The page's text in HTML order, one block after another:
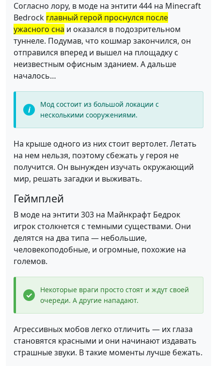
Согласно лору, в моде на энтити 444 на Minecraft
Bedrock главный герой проснулся после
ужасного сна и оказался в подозрительном
туннеле. Подумав, что кошмар закончился, он
отправился вперед и вышел на площадку с
неизвестным офисным зданием. А дальше
началось…
Мод состоит из большой локации с
несколькими сооружениями.
На крыше одного из них стоит вертолет. Летать
на нем нельзя, поэтому сбежать у героя не
получится. Он вынужден изучать окружающий
мир, решать загадки и выживать.
Геймплей
В моде на энтити 303 на Майнкрафт Бедрок
игрок столкнется с темными существами. Они
делятся на два типа — небольшие,
человекоподобные, и огромные, похожие на
големов.
Некоторые враги просто стоят и ждут своей
очереди. А другие нападают.
Агрессивных мобов легко отличить — их глаза
становятся красными и они начинают издавать
страшные звуки. В такие моменты лучше бежать.